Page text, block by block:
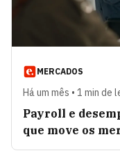
MERCADOS
Há um mês • 1 min de
Payroll e
que move os